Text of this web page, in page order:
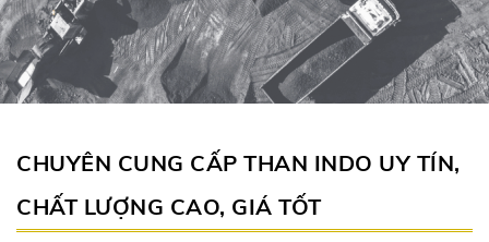
CHUYÊN CUNG CẤP THAN INDO UY TÍN,
CHẤT LƯỢNG CAO, GIÁ TỐT